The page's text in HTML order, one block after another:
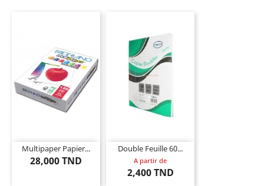
Multipaper Papier...
28,000 TND
Double Feuille 60...
A partir de
2,400 TND